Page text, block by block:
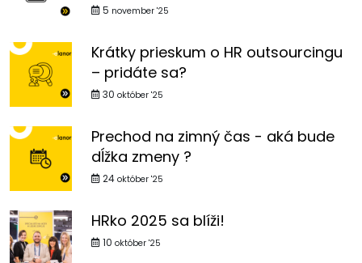
5 november '25
Krátky prieskum o HR outsourcingu
– pridáte sa?
30 október '25
Prechod na zimný čas - aká bude
dĺžka zmeny ?
24 október '25
HRko 2025 sa blíži!
10 október '25